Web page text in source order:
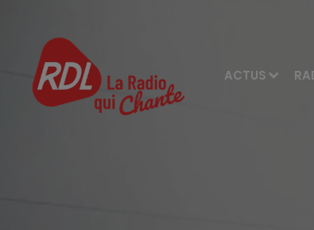
ACTUS